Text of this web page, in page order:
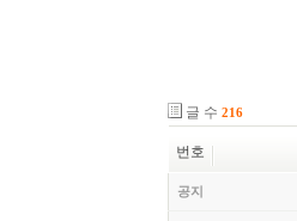
글 수 216
번호
공지